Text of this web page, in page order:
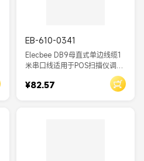
EB-610-0341
Elecbee DB9母直式单边线缆1
米串口线适用于POS扫描仪调制
¥82.57